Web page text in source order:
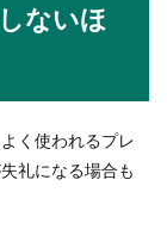
ないほ
く使われるプレ
礼になる場合も